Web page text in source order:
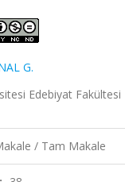
G.
Edebiyat
/ Tam Makale